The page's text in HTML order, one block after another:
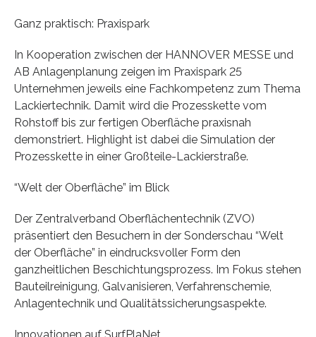
Ganz praktisch: Praxispark
In Kooperation zwischen der HANNOVER MESSE und
AB Anlagenplanung zeigen im Praxispark 25
Unternehmen jeweils eine Fachkompetenz zum Thema
Lackiertechnik. Damit wird die Prozesskette vom
Rohstoff bis zur fertigen Oberfläche praxisnah
demonstriert. Highlight ist dabei die Si­mulation der
Prozesskette in einer Großteile-Lackierstraße.
“Welt der Oberfläche” im Blick
Der Zentralverband Oberflächentechnik (ZVO)
präsentiert den Besuchern in der Sonderschau “Welt
der Oberfläche” in eindrucksvoller Form den
ganzheitlichen Beschichtungsprozess. Im Fokus stehen
Bauteilreinigung, Galvanisieren, Verfahrenschemie,
Anlagentechnik und Quali­täts­sicherungsaspekte.
Innovationen auf SurfPlaNet